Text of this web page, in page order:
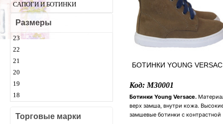
САПОГИ И БОТИНКИ
Размеры
23
22
21
20
19
18
Торговые марки
БОТИНКИ YOUNG
Код: M30001
Ботинки Young Versace.
верх замша, внутри кожа.
замшевые ботинки с контрастной